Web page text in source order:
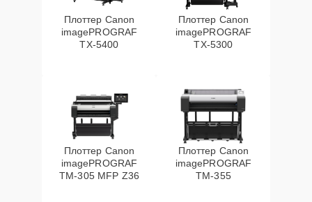
Плоттер Canon
imagePROGRAF
TX-5400
Плоттер Canon
imagePROGRAF
TX-5300
Плоттер Canon
imagePROGRAF
TM-305 MFP Z36
Плоттер Canon
imagePROGRAF
TM-355